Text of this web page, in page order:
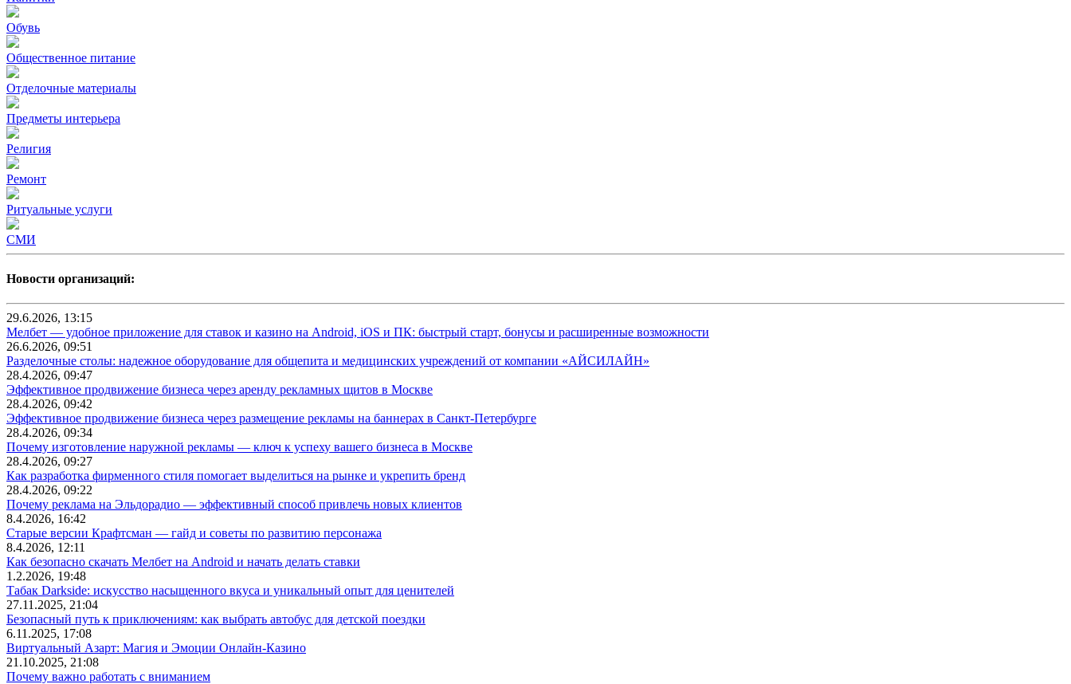
Обувь
Общественное питание
Отделочные материалы
Предметы интерьера
Религия
Ремонт
Ритуальные услуги
СМИ
Новости организаций:
29.6.2026, 13:15
Мелбет — удобное приложение для ставок и казино на Android, iOS и ПК: быстрый старт, бонусы и расширенные возможности
26.6.2026, 09:51
Разделочные столы: надежное оборудование для общепита и медицинских учреждений от компании «АЙСИЛАЙН»
28.4.2026, 09:47
Эффективное продвижение бизнеса через аренду рекламных щитов в Москве
28.4.2026, 09:42
Эффективное продвижение бизнеса через размещение рекламы на баннерах в Санкт-Петербурге
28.4.2026, 09:34
Почему изготовление наружной рекламы — ключ к успеху вашего бизнеса в Москве
28.4.2026, 09:27
Как разработка фирменного стиля помогает выделиться на рынке и укрепить бренд
28.4.2026, 09:22
Почему реклама на Эльдорадио — эффективный способ привлечь новых клиентов
8.4.2026, 16:42
Старые версии Крафтсман — гайд и советы по развитию персонажа
8.4.2026, 12:11
Как безопасно скачать Мелбет на Android и начать делать ставки
1.2.2026, 19:48
Табак Darkside: искусство насыщенного вкуса и уникальный опыт для ценителей
27.11.2025, 21:04
Безопасный путь к приключениям: как выбрать автобус для детской поездки
6.11.2025, 17:08
Виртуальный Азарт: Магия и Эмоции Онлайн-Казино
21.10.2025, 21:08
Почему важно работать с вниманием